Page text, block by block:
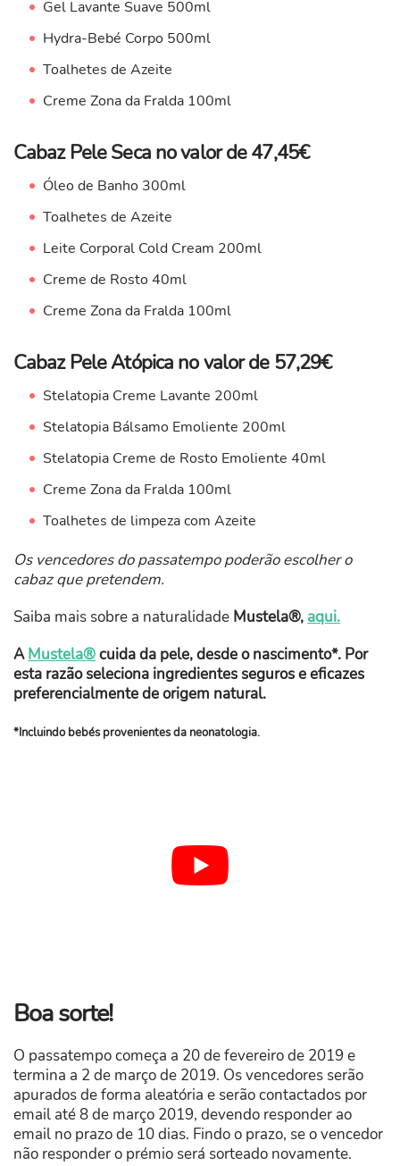
Gel Lavante Suave 500ml
Hydra-Bebé Corpo 500ml
Toalhetes de Azeite
Creme Zona da Fralda 100ml
Cabaz Pele Seca no valor de 47,45€
Óleo de Banho 300ml
Toalhetes de Azeite
Leite Corporal Cold Cream 200ml
Creme de Rosto 40ml
Creme Zona da Fralda 100ml
Cabaz Pele Atópica no valor de 57,29€
Stelatopia Creme Lavante 200ml
Stelatopia Bálsamo Emoliente 200ml
Stelatopia Creme de Rosto Emoliente 40ml
Creme Zona da Fralda 100ml
Toalhetes de limpeza com Azeite
Os vencedores do passatempo poderão escolher o
cabaz que pretendem.
Saiba mais sobre a naturalidade Mustela®, aqui.
AMustela®cuida da pele, desde o nascimento*. Por
esta razão seleciona ingredientes seguros e eficazes
preferencialmente de origem natural.
*Incluindo bebés provenientes da neonatologia.
Boa sorte!
O passatempo começa a 20 de fevereiro de 2019 e
termina a 2 de março de 2019. Os vencedores serão
apurados de forma aleatória e serão contactados por
email até 8 de março 2019, devendo responder ao
email no prazo de 10 dias. Findo o prazo, se o vencedor
não responder o prémio será sorteado novamente.